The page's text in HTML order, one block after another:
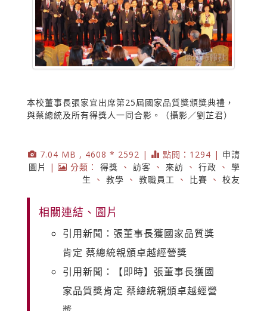
本校董事長張家宜出席第25屆國家品質獎頒獎典禮，
與蔡總統及所有得獎人一同合影。（攝影／劉芷君）
7.04 MB , 4608 * 2592 | 點閱：1294 | 申請
圖片
| 分類： 得獎 、 訪客 、 來訪 、 行政 、 學
生
、 教學 、 教職員工 、 比賽 、 校友
相關連結、圖片
引用新聞：張董事長獲國家品質獎
肯定 蔡總統親頒卓越經營獎
引用新聞：【即時】張董事長獲國
家品質獎肯定 蔡總統親頒卓越經營